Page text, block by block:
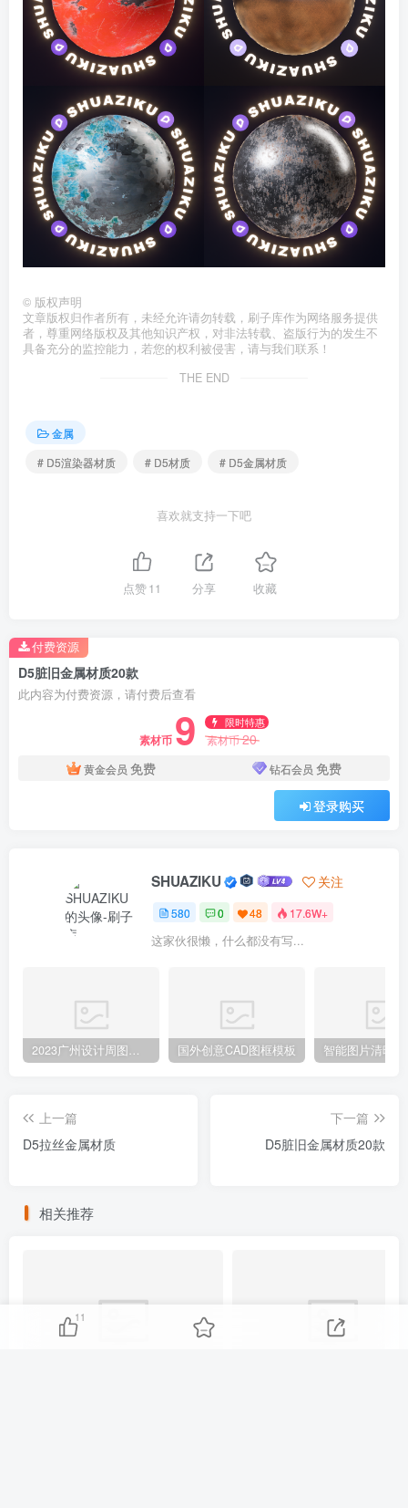
© 版权声明
文章版权归作者所有，未经允许请勿转载，刷子库作为网络服务提供
者，尊重网络版权及其他知识产权，对非法转载、盗版行为的发生不
具备充分的监控能力，若您的权利被侵害，请与我们联系！
THE END
金属
# D5渲染器材质
# D5材质 # D5金属材质
喜欢就支持一下吧
点赞11 分享 收藏
D5脏旧金属材质20款
此内容为付费资源，请付费后查看
素材币 9 限时特惠
素材币20
黄金会员 免费 钻石会员 免费
登录购买
付费资源
SHUAZIKU 关注
580 0 48 17.6W+
这家伙很懒，什么都没有写...
2023广州设计周图集更新至8000多张高清图+联系方式 国外创意CAD图框模板
上一篇
D5拉丝金属材质
下一篇
D5脏旧金属材质20款
相关推荐
11